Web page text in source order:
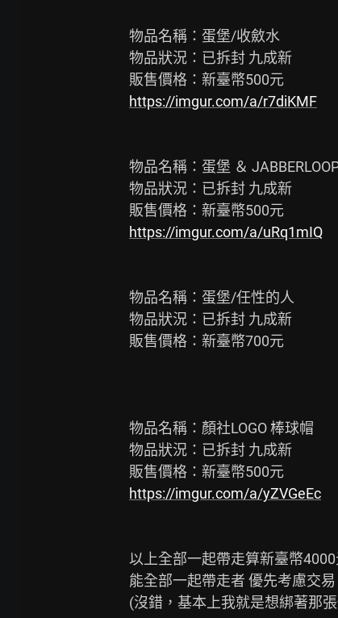
物品名稱：蛋堡/收斂水
物品狀況：已拆封 九成新
https://imgur.com/a/r7diKMF
物品名稱：蛋堡 ＆
物品狀況：已拆封 九成新
https://imgur.com/a/uRq1mIQ
物品名稱：蛋堡/任性的人
物品狀況：已拆封 九成新
販售價格：新臺幣700元
物品名稱：顏社LOGO 棒球帽
物品狀況：已拆封 九成新
https://imgur.com/a/yZVGeEc
以上全部一起帶走算新臺幣
能全部一起帶走者 優先考慮交易
(沒錯，基本上我就是想綁著那